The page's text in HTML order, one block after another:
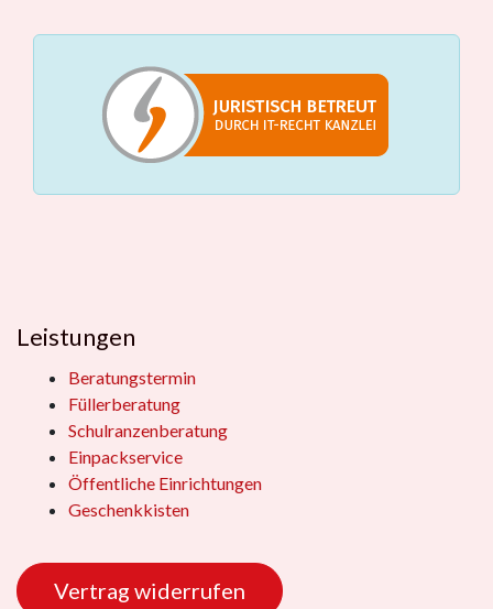
Leistungen
Beratungstermin
Füllerberatung
Schulranzenberatung
Einpackservice
Öffentliche Einrichtungen
Geschenkkisten
Vertrag widerrufen